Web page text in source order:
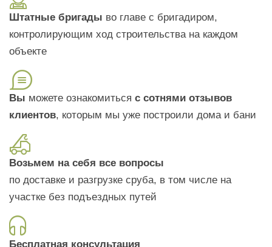
Штатные бригады во главе с бригадиром,
контролирующим ход строительства на каждом
объекте
Вы можете ознакомиться с сотнями отзывов
клиентов, которым мы уже построили дома и бани
Возьмем на себя все вопросы
по доставке и разгрузке сруба, в том числе на
участке без подъездных путей
Бесплатная консультация